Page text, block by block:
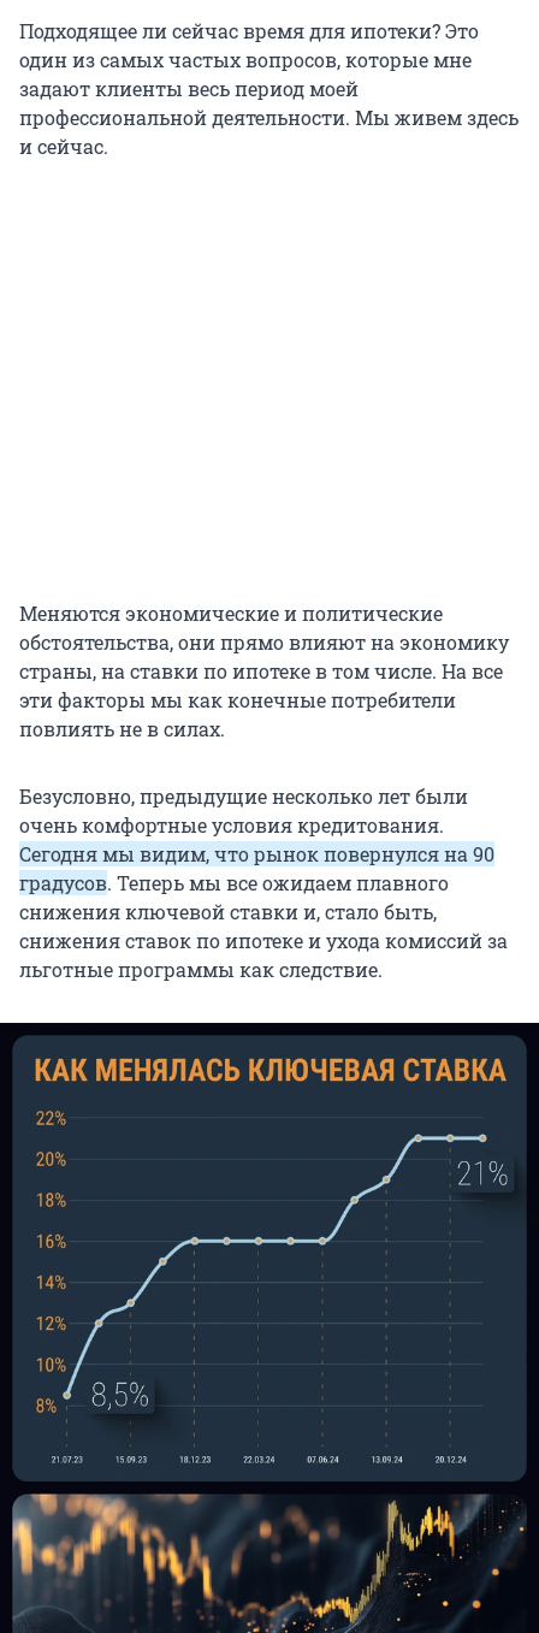
Подходящее ли сейчас время для ипотеки? Это
один из самых частых вопросов, которые мне
задают клиенты весь период моей
профессиональной деятельности. Мы живем здесь
и сейчас.
Меняются экономические и политические
обстоятельства, они прямо влияют на экономику
страны, на ставки по ипотеке в том числе. На все
эти факторы мы как конечные потребители
повлиять не в силах.
Безусловно, предыдущие несколько лет были
очень комфортные условия кредитования.
Сегодня мы видим, что рынок повернулся на 90
градусов. Теперь мы все ожидаем плавного
снижения ключевой ставки и, стало быть,
снижения ставок по ипотеке и ухода комиссий за
льготные программы как следствие.